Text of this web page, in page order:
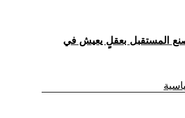
نصنع المستقبل بعقلٍ يعيش في